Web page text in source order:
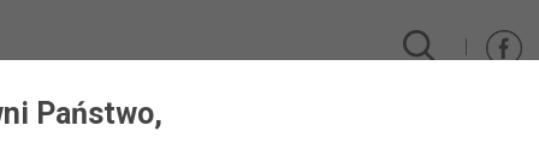
Państwo,